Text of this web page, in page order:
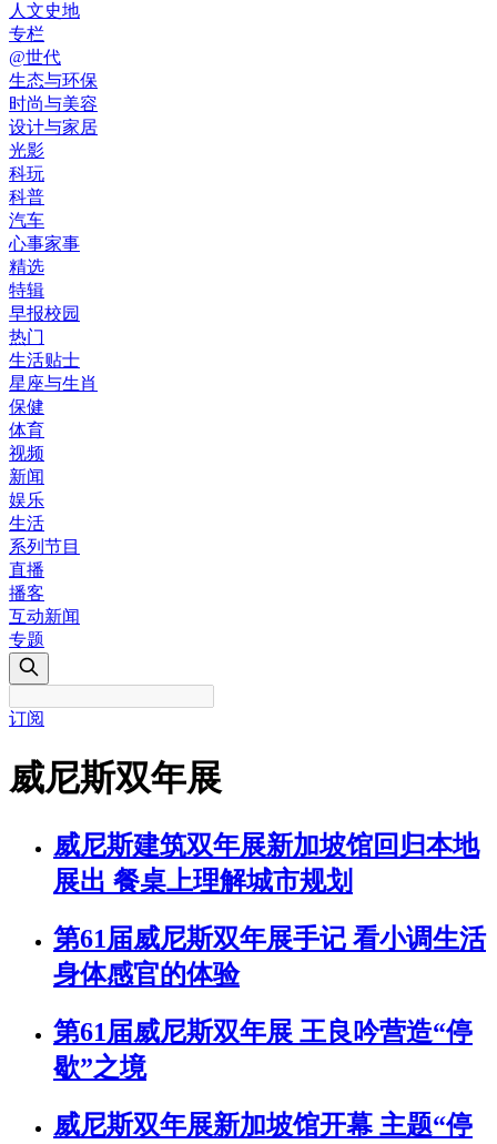
人文史地
专栏
@世代
生态与环保
时尚与美容
设计与家居
光影
科玩
科普
汽车
心事家事
精选
特辑
早报校园
热门
生活贴士
星座与生肖
保健
体育
视频
新闻
娱乐
生活
系列节目
直播
播客
互动新闻
专题
订阅
威尼斯双年展
威尼斯建筑双年展新加坡馆回归本地
展出 餐桌上理解城市规划
第61届威尼斯双年展手记 看小调生活
身体感官的体验
第61届威尼斯双年展 王良吟营造“停
歇”之境
威尼斯双年展新加坡馆开幕 主题“停